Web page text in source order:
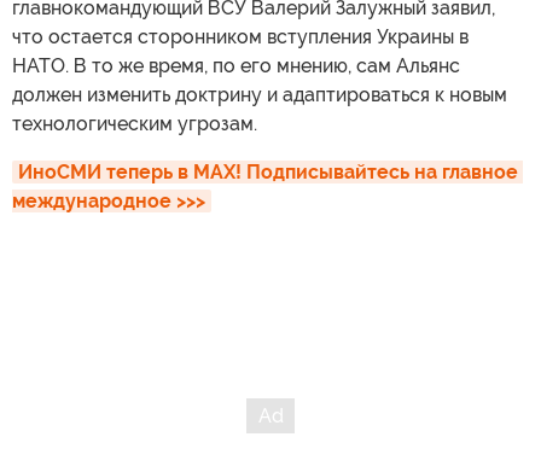
главнокомандующий ВСУ Валерий Залужный заявил,
что остается сторонником вступления Украины в
НАТО. В то же время, по его мнению, сам Альянс
должен изменить доктрину и адаптироваться к новым
технологическим угрозам.
ИноСМИ теперь в MAX! Подписывайтесь на главное
международное >>>